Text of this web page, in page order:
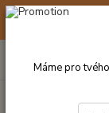
☀️ 10. - 14.
po–pá: 9–17 hod.
Máme pro